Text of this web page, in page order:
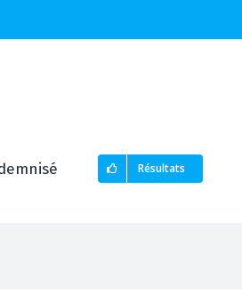
Résultats